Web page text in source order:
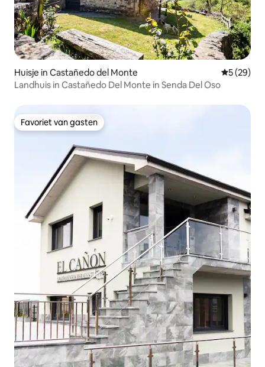
Huisje in Castañedo del Monte
5 (29)
Landhuis in Castañedo Del Monte in Senda Del Oso
Favoriet van gasten
Favoriet van gasten